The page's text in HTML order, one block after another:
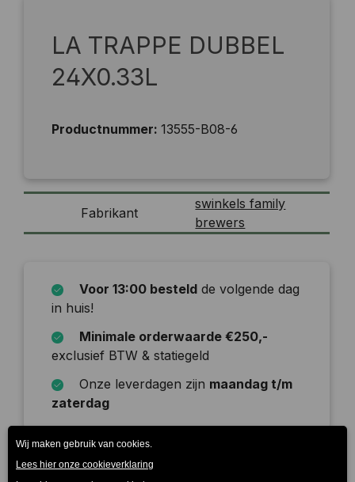
LA TRAPPE DUBBEL
24X0.33L
Productnummer: 13555-B08-6
Fabrikant
swinkels family
brewers
Voor 13:00 besteld de volgende dag
in huis!
Minimale orderwaarde €250,-
exclusief BTW & statiegeld
Onze leverdagen zijn maandag t/m
zaterdag
Beschrijving